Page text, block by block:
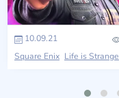
10.09.21
Square Enix Life is Strange